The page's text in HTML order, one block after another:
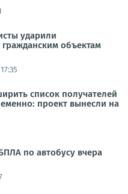
ударили
объектам
список получателей
проект вынесли на
по автобусу вчера